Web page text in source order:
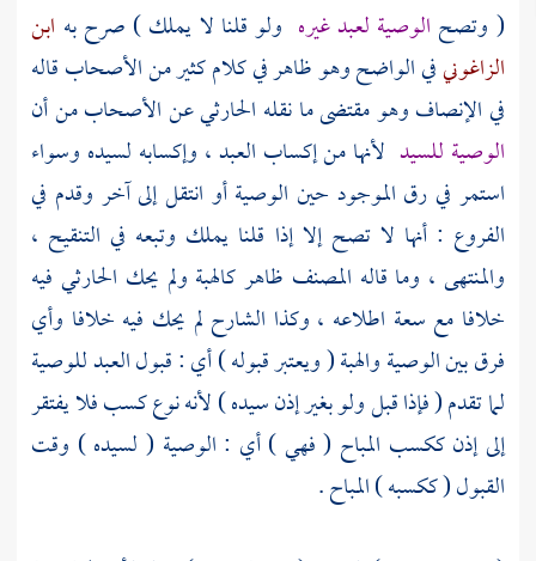
( وتصح الوصية لعبد غيره ولو قلنا لا يملك ) صرح به ابن
الزاغونيفي الواضح وهو ظاهر في كلام كثير من الأصحاب قاله
في الإنصاف وهو مقتضى ما نقله الحارثيعن الأصحاب من أن
الوصية للسيد لأنها من إكساب العبد ، وإكسابه لسيده وسواء
استمر في رق الموجود حين الوصية أو انتقل إلى آخر وقدم في
الفروع : أنها لا تصح إلا إذا قلنا يملك وتبعه في التنقيح ،
والمنتهى ، وما قاله المصنف ظاهر كالهبة ولم يحك الحارثي فيه
خلافا مع سعة اطلاعه ، وكذا الشارح لم يحك فيه خلافا وأي
فرق بين الوصية والهبة ( ويعتبر قبوله ) أي : قبول العبد للوصية
لما تقدم ( فإذا قبل ولو بغير إذن سيده ) لأنه نوع كسب فلا يفتقر
إلى إذن ككسب المباح ( فهي ) أي : الوصية ( لسيده ) وقت
القبول ( ككسبه ) المباح .